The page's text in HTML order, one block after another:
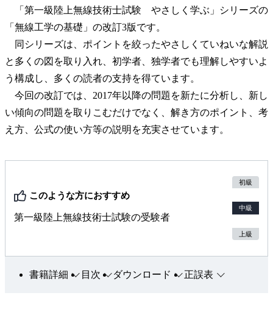
「第一級陸上無線技術士試験 やさしく学ぶ」シリーズの
「無線工学の基礎」の改訂3版です。
同シリーズは、ポイントを絞ったやさしくていねいな解説
と多くの図を取り入れ、初学者、独学者でも理解しやすいよ
う構成し、多くの読者の支持を得ています。
今回の改訂では、2017年以降の問題を新たに分析し、新し
い傾向の問題を取りこむだけでなく、解き方のポイント、考
え方、公式の使い方等の説明を充実させています。
このような方におすすめ
第一級陸上無線技術士試験の受験者
初級
中級
上級
書籍詳細 目次 ダウンロード 正誤表